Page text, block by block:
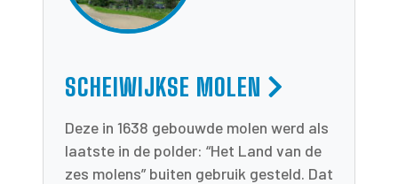
SCHEIWIJKSE MOLEN
Deze in 1638 gebouwde molen werd als
laatste in de polder: “Het Land van de
zes molens” buiten gebruik gesteld. Dat